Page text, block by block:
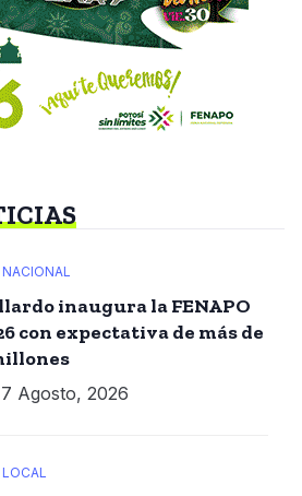
NACIONAL
inaugura la FENAPO
con expectativa de más de
7 Agosto, 2026
LOCAL